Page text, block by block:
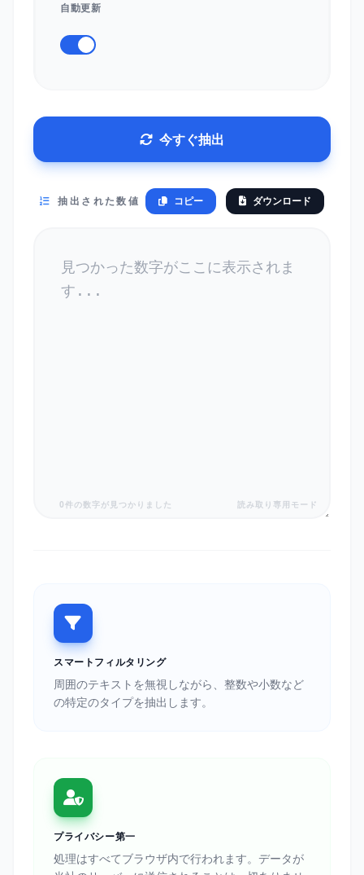
自動更新
今すぐ抽出
抽出された数値 コピー ダウンロード
0件の数字が見つかりました 読み取り専用モード
スマートフィルタリング
周囲のテキストを無視しながら、整数や小数など
の特定のタイプを抽出します。
プライバシー第一
処理はすべてブラウザ内で行われます。データが